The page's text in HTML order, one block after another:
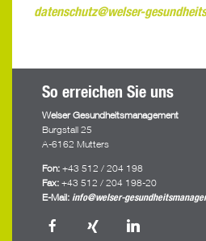
datenschutz@welser-
So erreichen Sie uns
Welser Gesundheitsmanagement
Burgstall 25
A-6162 Mutters
Fon: +43 512 / 204 198
Fax: +43 512 / 204 198-20
E-Mail: info@welser-